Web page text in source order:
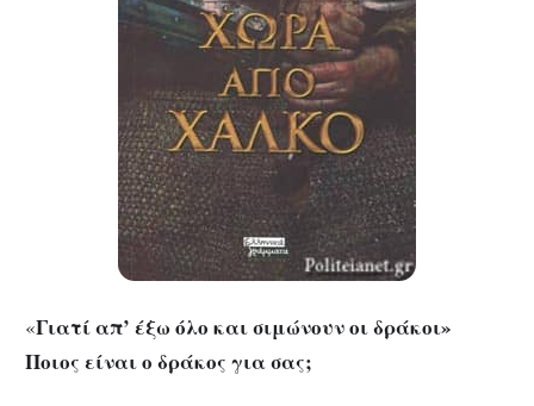
«Γιατί απ’ έξω όλο και σιμώνουν οι δράκοι»
Ποιος είναι ο δράκος για σας;